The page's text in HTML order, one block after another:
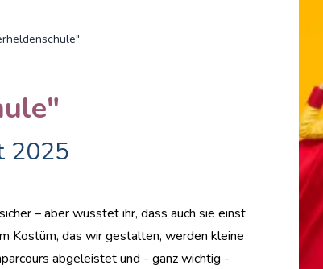
2025
– aber wusstet ihr, dass auch sie einst
Kostüm, das wir gestalten, werden kleine
abgeleistet und - ganz wichtig -